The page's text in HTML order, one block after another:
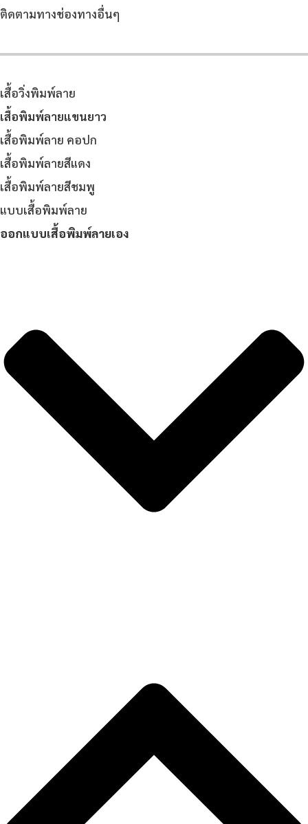
ติดตามทางช่องทางอื่นๆ
เสื้อวิ่งพิมพ์ลาย
เสื้อพิมพ์ลายแขนยาว
เสื้อพิมพ์ลาย คอปก
เสื้อพิมพ์ลายสีแดง
เสื้อพิมพ์ลายสีชมพู
แบบเสื้อพิมพ์ลาย
ออกแบบเสื้อพิมพ์ลายเอง